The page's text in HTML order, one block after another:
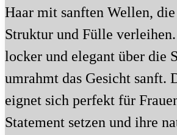
Haar mit sanften Wellen,
Struktur und Fülle
locker und elegant über die
umrahmt das Gesicht sanft.
eignet sich perfekt für
Statement setzen und ihre